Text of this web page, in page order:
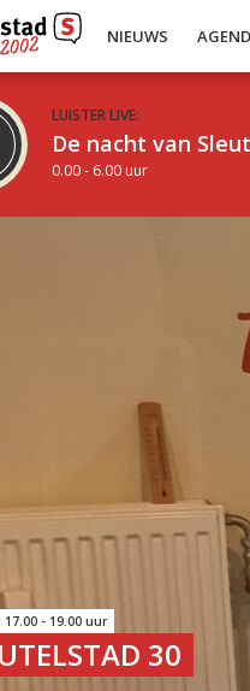
NIEUWS
LUISTER LIVE:
De nacht van
0.00 - 6.00 uur
17.00 - 19.00 uur
30